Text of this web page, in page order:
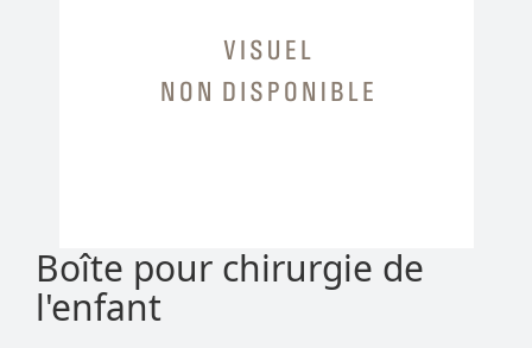
Boîte pour chirurgie de
l'enfant